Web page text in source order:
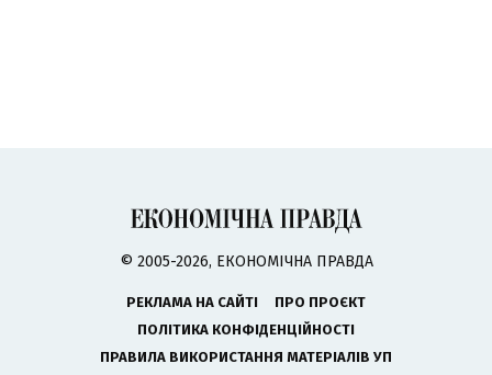
© 2005-2026, ЕКОНОМІЧНА ПРАВДА
РЕКЛАМА НА САЙТІ
ПРО ПРОЄКТ
ПОЛІТИКА КОНФІДЕНЦІЙНОСТІ
ПРАВИЛА ВИКОРИСТАННЯ МАТЕРІАЛІВ УП